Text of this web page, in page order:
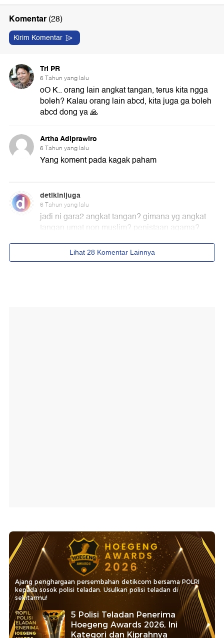
Ajang penghargaan persembahan detikcom bersama POLRI
kepada sosok polisi teladan. Usulkan polisi teladan di
sekitarmu!
5 Polisi Teladan Penerima
Hoegeng Awards 2026, Ini
Kategori dan Kiprahnya